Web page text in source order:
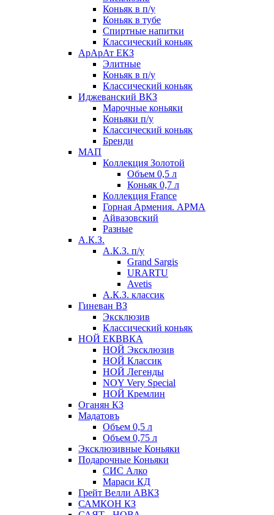
Коньяк в п/у
Коньяк в тубе
Спиртные напитки
Классический коньяк
АрАрАт ЕКЗ
Элитные
Коньяк в п/у
Классический коньяк
Иджеванский ВКЗ
Марочные коньяки
Коньяки п/у
Классический коньяк
Бренди
МАП
Коллекция Золотой
Объем 0,5 л
Коньяк 0,7 л
Коллекция France
Горная Армения. АРМА
Айвазовский
Разные
А.К.З.
А.К.З. п/у
Grand Sargis
URARTU
Avetis
А.К.З. классик
Гиневан ВЗ
Эксклюзив
Классический коньяк
НОЙ ЕКВВКА
НОЙ Эксклюзив
НОЙ Классик
НОЙ Легенды
NOY Very Speсial
НОЙ Кремлин
Оганян КЗ
Мадатовъ
Объем 0,5 л
Объем 0,75 л
Эксклюзивные Коньяки
Подарочные Коньяки
СИС Алко
Мараси КД
Грейт Велли АВКЗ
САМКОН КЗ